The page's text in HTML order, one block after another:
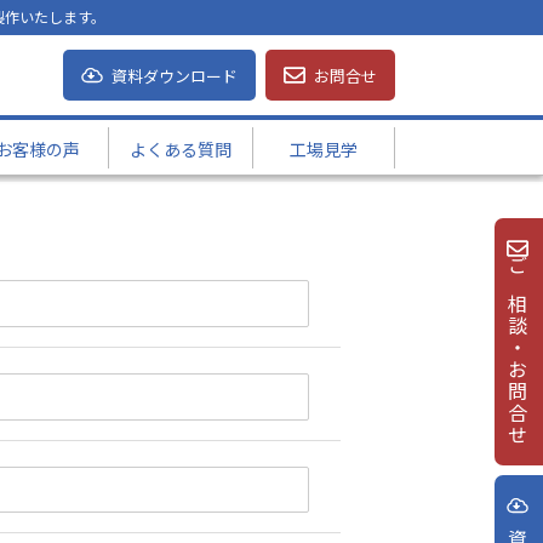
いたします。
資料ダウンロード お問合せ
客様の声 よくある質問 工場見学
ご相談・お問合せ